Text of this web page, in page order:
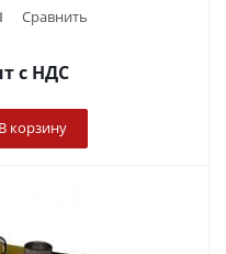
Сравнить
с НДС
В корзину